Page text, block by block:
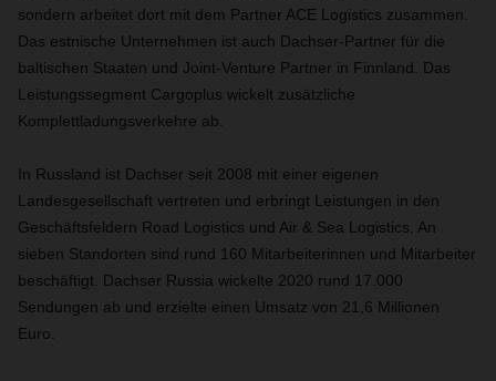
sondern arbeitet dort mit dem Partner ACE Logistics zusammen.
Das estnische Unternehmen ist auch Dachser-Partner für die
baltischen Staaten und Joint-Venture Partner in Finnland. Das
Leistungssegment Cargoplus wickelt zusätzliche
Komplettladungsverkehre ab.
In Russland ist Dachser seit 2008 mit einer eigenen
Landesgesellschaft vertreten und erbringt Leistungen in den
Geschäftsfeldern Road Logistics und Air & Sea Logistics. An
sieben Standorten sind rund 160 Mitarbeiterinnen und Mitarbeiter
beschäftigt. Dachser Russia wickelte 2020 rund 17.000
Sendungen ab und erzielte einen Umsatz von 21,6 Millionen
Euro.